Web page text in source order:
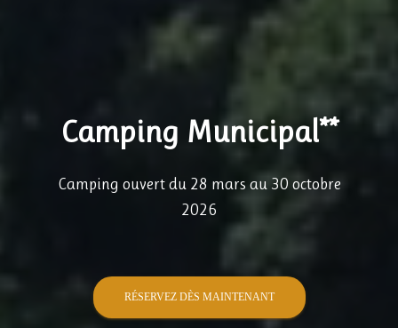
Camping Municipal**
Camping ouvert du 28 mars au 30 octobre
2026
RÉSERVEZ DÈS MAINTENANT